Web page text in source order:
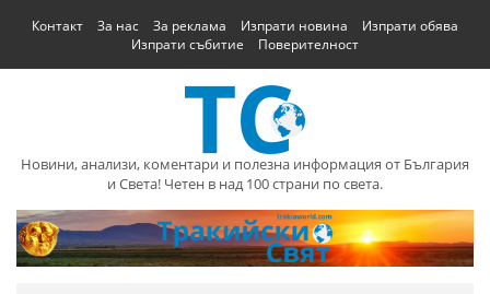
Контакт За нас За реклама Изпрати новина
Изпрати обява
Изпрати събитие
Поверителност
Новини, анализи, коментари и полезна информация от България
и Света! Четен в над 100 страни по света.